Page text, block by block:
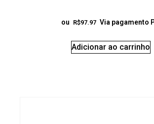
ou R$97.97 Via pagamento
Adicionar ao carrinho